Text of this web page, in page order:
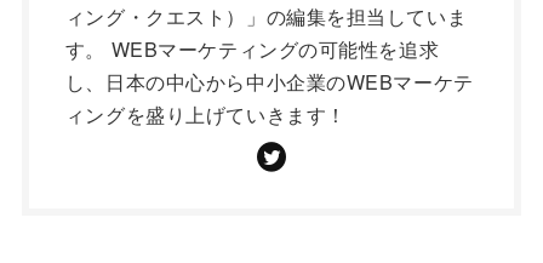
ィング・クエスト）」の編集を担当していま
す。 WEBマーケティングの可能性を追求
し、日本の中心から中小企業のWEBマーケテ
ィングを盛り上げていきます！